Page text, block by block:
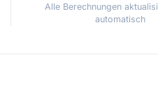
Alle Berechnungen
automatisch